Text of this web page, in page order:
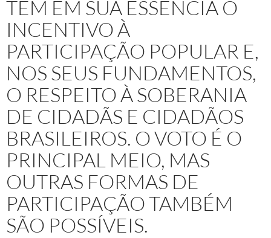
TEM EM SUA ESSÊNCIA O
INCENTIVO À
PARTICIPAÇÃO POPULAR E,
NOS SEUS FUNDAMENTOS,
O RESPEITO À SOBERANIA
DE CIDADÃS E CIDADÃOS
BRASILEIROS. O VOTO É O
PRINCIPAL MEIO, MAS
OUTRAS FORMAS DE
PARTICIPAÇÃO TAMBÉM
SÃO POSSÍVEIS.